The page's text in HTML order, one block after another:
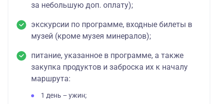
за небольшую доп. оплату);
экскурсии по программе, входные билеты в
музей (кроме музея минералов);
питание, указанное в программе, а также
закупка продуктов и заброска их к началу
маршрута:
1 день – ужин;